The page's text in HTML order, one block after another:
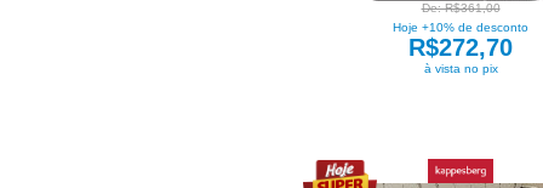
De: R$361,00
Hoje +10% de desconto
R$272,70
à vista no pix